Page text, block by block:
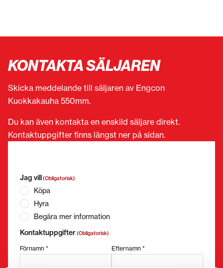
KONTAKTA SÄLJAREN
Skicka meddelande till säljaren av Engcon
Kuokkakauha 550mm.
Du kan även kontakta en enskild säljare direkt.
Kontaktuppgifter finns längst ner på sidan.
Jag vill(Obligatorisk)
Köpa
Hyra
Begära mer information
Kontaktuppgifter(Obligatorisk)
Förnamn * Efternamn *